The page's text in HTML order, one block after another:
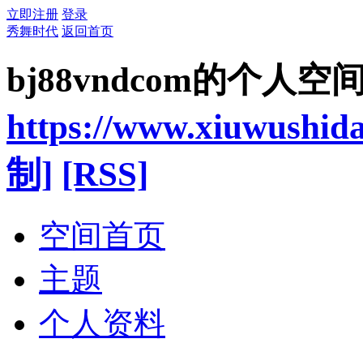
立即注册 登录
秀舞时代 返回首页
bj88vndcom的个人空
https://
制] [RSS]
空间首页
主题
个人资料